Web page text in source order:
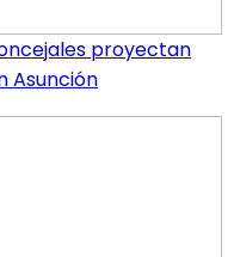
proyectan
Asunción